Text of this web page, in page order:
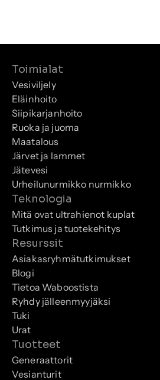
Toimialat
Vesiviljely
Eläinhoito
Siipikarjanhoito
Ruoka ja juoma
Maatalous
Järvet ja lammet
Jätevesi
Urheilunurmikko nurmikko
Teknologia
Mitä ovat ultrahienot kuplat
Tutkimus ja tuotekehitys
Resurssit
Asiakasryhmätutkimukset
Blogi
Tietoa Waboostista
Ryhdy jälleenmyyjäksi
Tuki
Urat
Tuotteet
Generaattorit
Vesianturit